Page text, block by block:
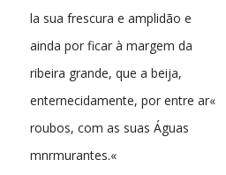
la sua frescura e amplidão e
ainda por ficar à margem da
ribeira grande, que a beija,
enternecidamente, por entre ar«
roubos, com as suas Águas
mnrmurantes.«